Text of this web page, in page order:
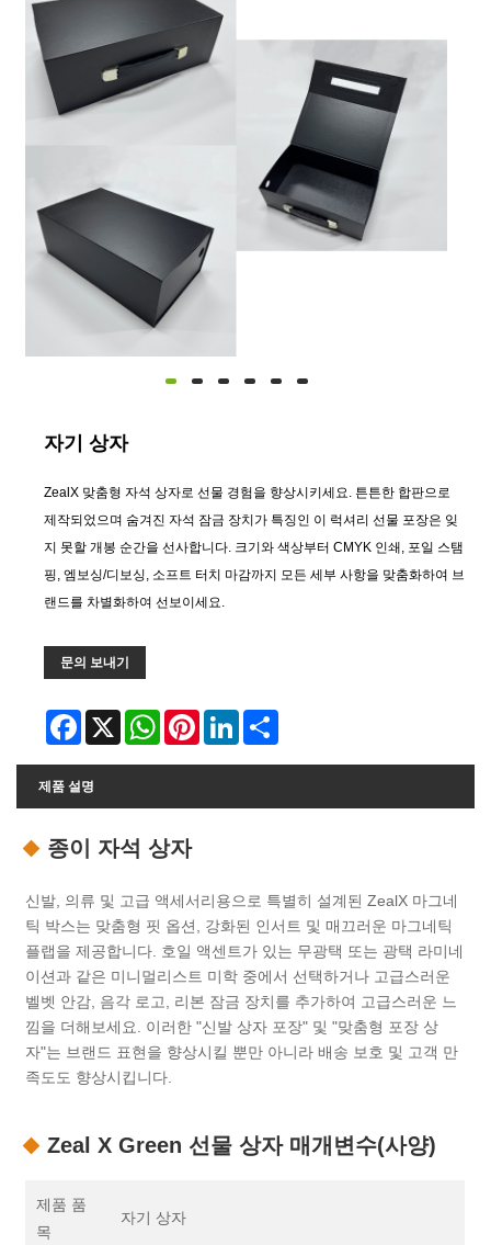
자기 상자
ZealX 맞춤형 자석 상자로 선물 경험을 향상시키세요. 튼튼한 합판으로
제작되었으며 숨겨진 자석 잠금 장치가 특징인 이 럭셔리 선물 포장은 잊
지 못할 개봉 순간을 선사합니다. 크기와 색상부터 CMYK 인쇄, 포일 스탬
핑, 엠보싱/디보싱, 소프트 터치 마감까지 모든 세부 사항을 맞춤화하여 브
랜드를 차별화하여 선보이세요.
문의 보내기
Facebook
X WhatsAppPinterestLinkedIn
제품 설명
종이 자석 상자
신발, 의류 및 고급 액세서리용으로 특별히 설계된 ZealX 마그네
틱 박스는 맞춤형 핏 옵션, 강화된 인서트 및 매끄러운 마그네틱
플랩을 제공합니다. 호일 액센트가 있는 무광택 또는 광택 라미네
이션과 같은 미니멀리스트 미학 중에서 선택하거나 고급스러운
벨벳 안감, 음각 로고, 리본 잠금 장치를 추가하여 고급스러운 느
낌을 더해보세요. 이러한 "신발 상자 포장" 및 "맞춤형 포장 상
자"는 브랜드 표현을 향상시킬 뿐만 아니라 배송 보호 및 고객 만
족도도 향상시킵니다.
Zeal X Green 선물 상자 매개변수(사양)
제품 품
목
자기 상자